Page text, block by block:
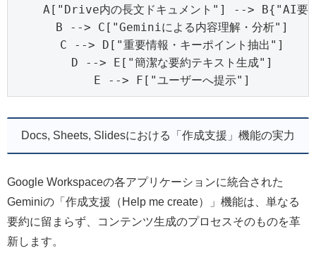
A["Drive内の長文ドキュメント"] --> B{"AI要
    B --> C["Geminiによる内容理解・分析"]
    C --> D["重要情報・キーポイント抽出"]
    D --> E["簡潔な要約テキスト生成"]
    E --> F["ユーザーへ提示"]
Docs, Sheets, Slidesにおける「作成支援」機能の実力
Google Workspaceの各アプリケーションに統合された
Geminiの「作成支援（Help me create）」機能は、単なる
要約に留まらず、コンテンツ生成のプロセスそのものを革
新します。